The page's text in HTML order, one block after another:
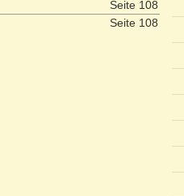
Seite 108
Seite 108